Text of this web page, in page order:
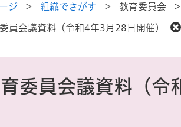
ジ > 組織でさがす > 教育委員会 >
員会議資料（令和4年3月28日開催）
委員会議資料（令